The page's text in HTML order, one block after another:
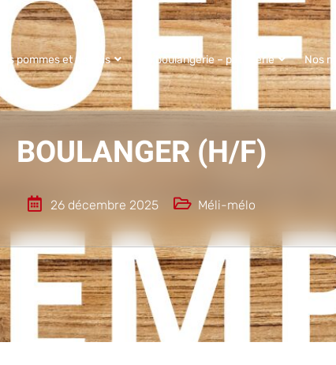
Nos pommes et nos jus La boulangerie – pâtisserie Nos
BOULANGER (H/F)
26 décembre 2025 Méli-mélo